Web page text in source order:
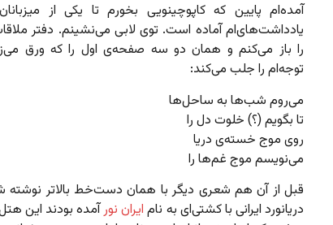
آمده‌ام پایین که کاپوچینویی بخورم تا یکی از
یادداشت‌های‌ام آماده است. توی لابی می‌نشینم. دفتر
را باز می‌‌کنم و همان دو سه صفحه‌ی اول را که ورق
توجه‌ام را جلب می‌کند:
می‌روم شب‌ها به ساحل‌ها
تا بگویم (؟) خلوت دل را
روی موج خسته‌ی دریا
می‌نویسم موج غم‌ها را
قبل از آن هم شعری دیگر با همان دست‌خط بالاتر نوشته
دریانورد ایرانی با کشتی‌ای به نام ایران نورآمده بودند این